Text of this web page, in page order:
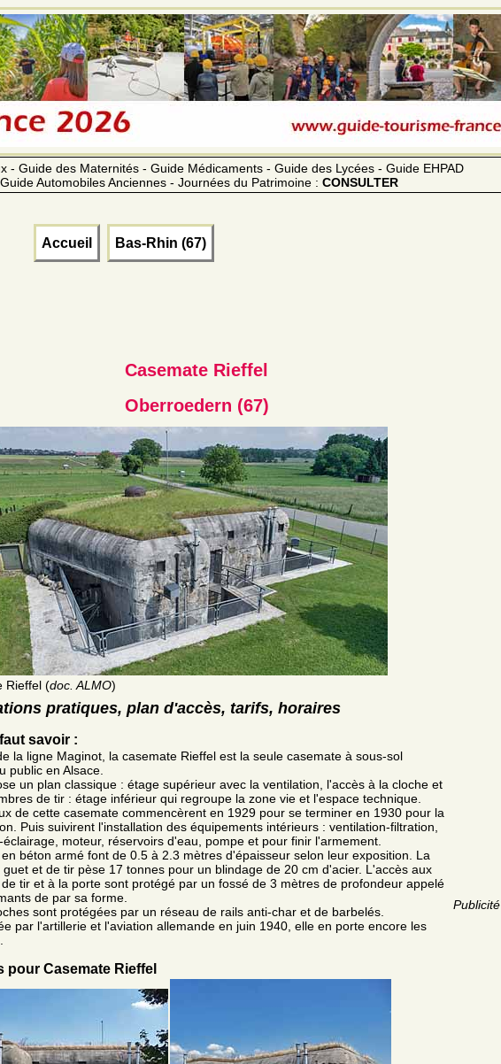
Guide des Maternités - Guide Médicaments - Guide des Lycées - Guide EHPAD
Automobiles Anciennes - Journées du Patrimoine : CONSULTER
Accueil Bas-Rhin (67)
Publicité
Casemate Rieffel
Oberroedern (67)
Rieffel (doc. ALMO)
pratiques, plan d'accès, tarifs, horaires
savoir :
la ligne Maginot, la casemate Rieffel est la seule casemate à sous-sol
public en Alsace.
un plan classique : étage supérieur avec la ventilation, l'accès à la cloche et
de tir : étage inférieur qui regroupe la zone vie et l'espace technique.
de cette casemate commencèrent en 1929 pour se terminer en 1930 pour la
Puis suivirent l'installation des équipements intérieurs : ventilation-filtration,
éclairage, moteur, réservoirs d'eau, pompe et pour finir l'armement.
béton armé font de 0.5 à 2.3 mètres d'épaisseur selon leur exposition. La
guet et de tir pèse 17 tonnes pour un blindage de 20 cm d'acier. L'accès aux
tir et à la porte sont protégé par un fossé de 3 mètres de profondeur appelé
de par sa forme.
sont protégées par un réseau de rails anti-char et de barbelés.
par l'artillerie et l'aviation allemande en juin 1940, elle en porte encore les
pour Casemate Rieffel